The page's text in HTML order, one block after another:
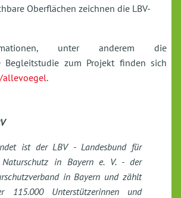
Oberflächen zeichnen die LBV-
unter anderem die
Begleitstudie zum Projekt finden sich
allevoegel.
ist der LBV - Landesbund für
Naturschutz in Bayern e. V. - der
in Bayern und zählt
115.000 Unterstützerinnen und